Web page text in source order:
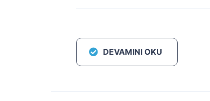
DEVAMINI OKU